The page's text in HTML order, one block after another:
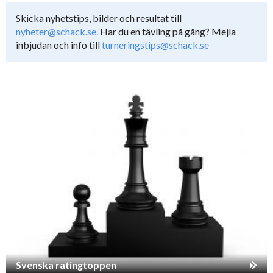
Skicka nyhetstips, bilder och resultat till
nyheter@schack.se. Har du en tävling på gång? Mejla
inbjudan och info tillturneringstips@schack.se
Svenska ratingtoppen